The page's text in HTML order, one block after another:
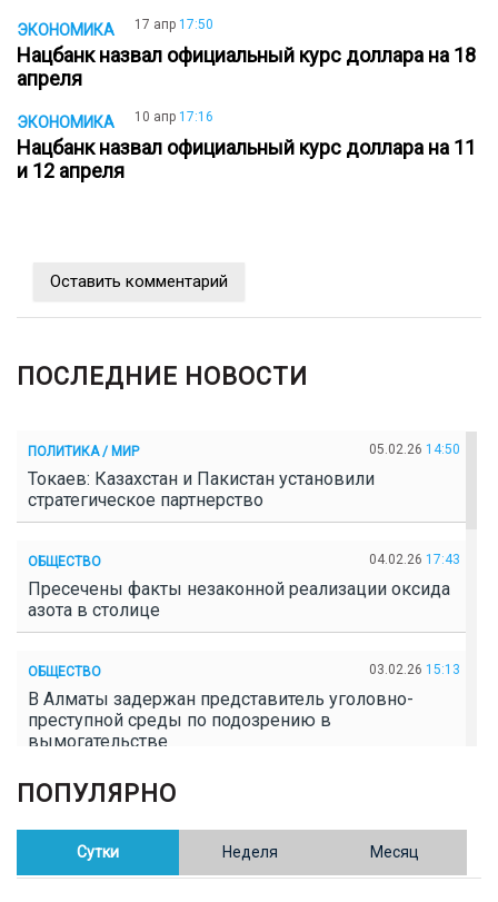
ЭКОНОМИКА 17 апр 17:50
Нацбанк назвал официальный курс доллара на 18
апреля
ЭКОНОМИКА 10 апр 17:16
Нацбанк назвал официальный курс доллара на 11
и 12 апреля
Оставить комментарий
ПОСЛЕДНИЕ НОВОСТИ
ПОЛИТИКА / МИР 05.02.26 14:50
Токаев: Казахстан и Пакистан установили
стратегическое партнерство
ОБЩЕСТВО 04.02.26 17:43
Пресечены факты незаконной реализации оксида
азота в столице
ОБЩЕСТВО 03.02.26 15:13
В Алматы задержан представитель уголовно-
преступной среды по подозрению в
вымогательстве
ОБЩЕСТВО
Полицейские пресекли незаконное выращивание
конопли в Таразе
ПОПУЛЯРНО
Сутки Неделя Месяц